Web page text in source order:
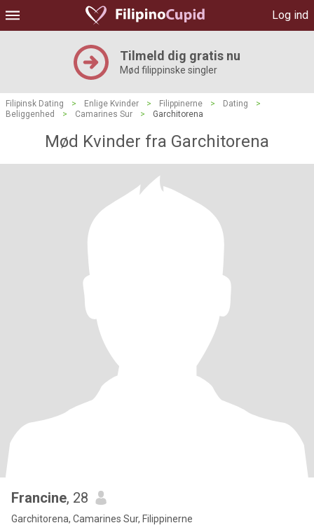
Log ind
Tilmeld dig gratis nu
Mød filippinske singler
Filipinsk Dating > Enlige Kvinder > Filippinerne > Dating
>
Beliggenhed
> Camarines Sur > Garchitorena
Mød Kvinder fra Garchitorena
Francine, 28
Garchitorena, Camarines Sur, Filippinerne